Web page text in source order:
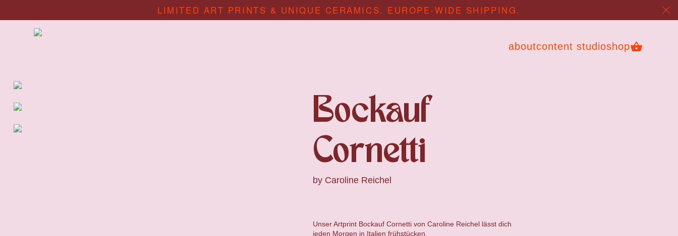
LIMITED ART PRINTS & UNIQUE CERAMICS. EUROPE-WIDE SHIPPING.
aboutcontent studioshop
Bockauf
Cornetti
by Caroline Reichel
Unser Artprint Bockauf Cornetti vonCaroline Reichel lässt dich
jeden Morgen in Italien frühstücken.